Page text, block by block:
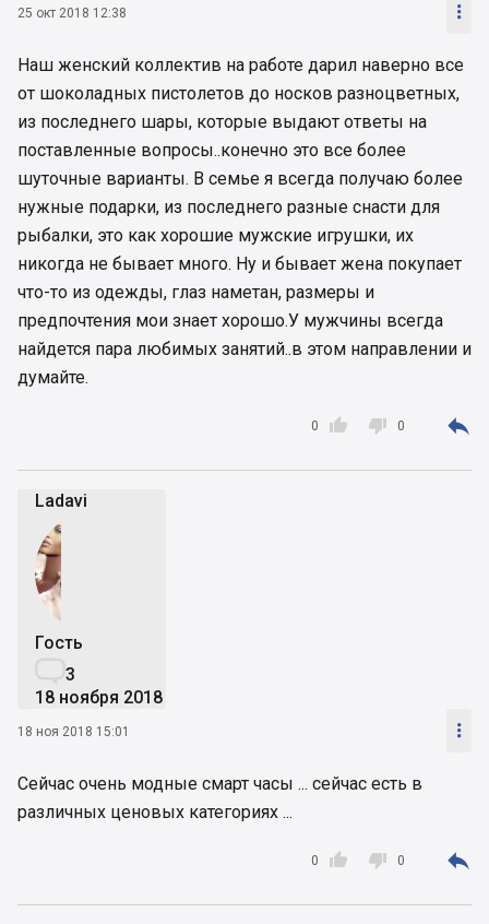
25 окт 2018 12:38 
Наш женский коллектив на работе дарил наверно все
от шоколадных пистолетов до носков разноцветных,
из последнего шары, которые выдают ответы на
поставленные вопросы..конечно это все более
шуточные варианты. В семье я всегда получаю более
нужные подарки, из последнего разные снасти для
рыбалки, это как хорошие мужские игрушки, их
никогда не бывает много. Ну и бывает жена покупает
что-то из одежды, глаз наметан, размеры и
предпочтения мои знает хорошо.У мужчины всегда
найдется пара любимых занятий..в этом направлении и
думайте.

0  0 
Ladavi
Гость
3
18 ноября 2018
18 ноя 2018 15:01 
Сейчас очень модные смарт часы ... сейчас есть в
различных ценовых категориях ...

0  0 